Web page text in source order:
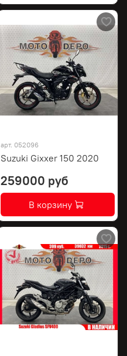
арт. 052096
Suzuki Gixxer 150 2020
259000 руб
В корзину